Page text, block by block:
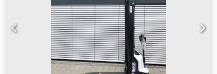
(mín./máx. en función del ancho de vía) 1398 mm 320 mm
de ancho de vía Pesos Presión sobre el suelo Presión
geoestática 33,5 kPa Peso operativo con bastidor de
protección 3069 kg Peso operativo con cabina cerrada y
calefactada 3188 kg Sistema hidráulico Capacidad de la
bomba 2 x 28,8 l/min Presión de descompresión de los
circuitos conectados 290 bar Caudal auxiliar 48 l/min